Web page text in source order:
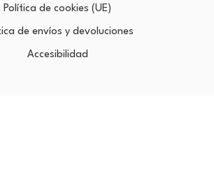
Política de cookies (UE)
de envíos y devoluciones
Accesibilidad